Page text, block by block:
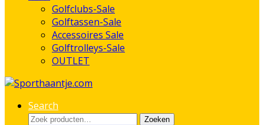
Golfclubs-Sale
Golftassen-Sale
Accessoires Sale
Golftrolleys-Sale
OUTLET
Search
Zoeken
Zoeken